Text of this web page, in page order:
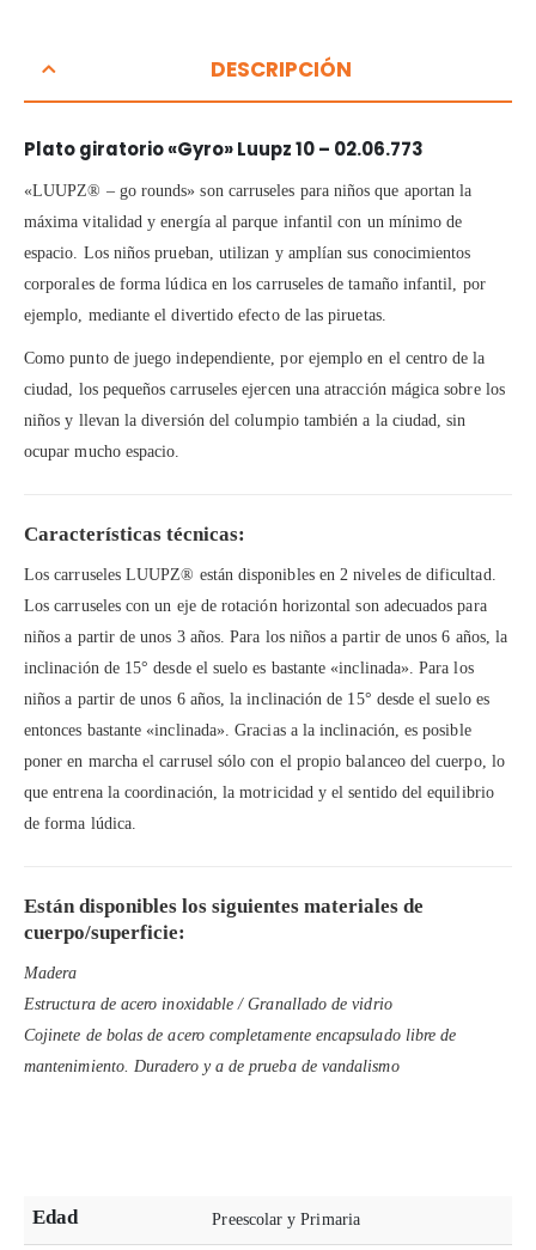
DESCRIPCIÓN
Plato giratorio «Gyro» Luupz 10 – 02.06.773
«LUUPZ® – go rounds» son carruseles para niños que aportan la
máxima vitalidad y energía al parque infantil con un mínimo de
espacio. Los niños prueban, utilizan y amplían sus conocimientos
corporales de forma lúdica en los carruseles de tamaño infantil, por
ejemplo, mediante el divertido efecto de las piruetas.
Como punto de juego independiente, por ejemplo en el centro de la
ciudad, los pequeños carruseles ejercen una atracción mágica sobre los
niños y llevan la diversión del columpio también a la ciudad, sin
ocupar mucho espacio.
Características técnicas:
Los carruseles LUUPZ® están disponibles en 2 niveles de dificultad.
Los carruseles con un eje de rotación horizontal son adecuados para
niños a partir de unos 3 años. Para los niños a partir de unos 6 años, la
inclinación de 15° desde el suelo es bastante «inclinada». Para los
niños a partir de unos 6 años, la inclinación de 15° desde el suelo es
entonces bastante «inclinada». Gracias a la inclinación, es posible
poner en marcha el carrusel sólo con el propio balanceo del cuerpo, lo
que entrena la coordinación, la motricidad y el sentido del equilibrio
de forma lúdica.
Están disponibles los siguientes materiales de
cuerpo/superficie:
Madera
Estructura de acero inoxidable / Granallado de vidrio
Cojinete de bolas de acero completamente encapsulado libre de
mantenimiento. Duradero y a de prueba de vandalismo
Edad Preescolar y Primaria